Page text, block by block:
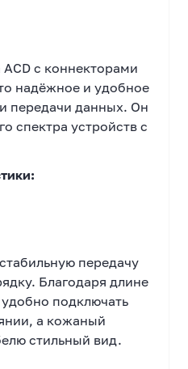
с коннекторами
надёжное и удобное
передачи данных. Он
спектра устройств с
передачу
Благодаря длине
подключать
а кожаный
стильный вид.